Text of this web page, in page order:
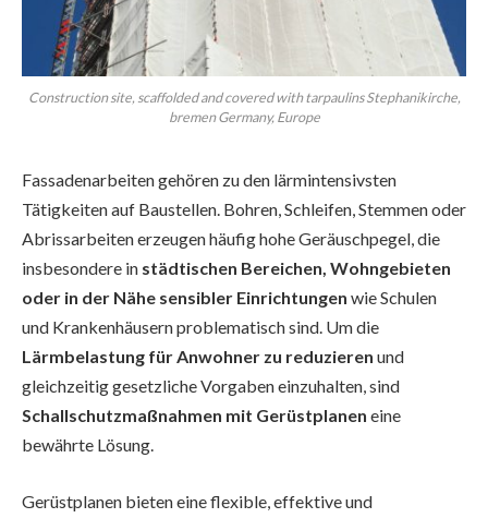
Construction site, scaffolded and covered with tarpaulins Stephanikirche,
bremen Germany, Europe
Fassadenarbeiten gehören zu den lärmintensivsten
Tätigkeiten auf Baustellen. Bohren, Schleifen, Stemmen oder
Abrissarbeiten erzeugen häufig hohe Geräuschpegel, die
insbesondere in städtischen Bereichen, Wohngebieten
oder in der Nähe sensibler Einrichtungen wie Schulen
und Krankenhäusern problematisch sind. Um die
Lärmbelastung für Anwohner zu reduzieren und
gleichzeitig gesetzliche Vorgaben einzuhalten, sind
Schallschutzmaßnahmen mit Gerüstplanen eine
bewährte Lösung.
Gerüstplanen bieten eine flexible, effektive und